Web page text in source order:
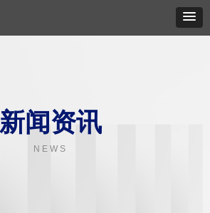
新闻资讯
NEWS